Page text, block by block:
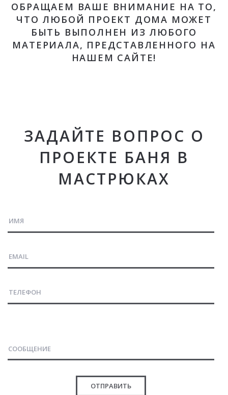
ОБРАЩАЕМ ВАШЕ ВНИМАНИЕ НА ТО,
ЧТО ЛЮБОЙ ПРОЕКТ ДОМА МОЖЕТ
БЫТЬ ВЫПОЛНЕН ИЗ ЛЮБОГО
МАТЕРИАЛА, ПРЕДСТАВЛЕННОГО НА
НАШЕМ САЙТЕ!
ЗАДАЙТЕ ВОПРОС О
ПРОЕКТЕ БАНЯ В
МАСТРЮКАХ
СООБЩЕНИЕ
ОТПРАВИТЬ